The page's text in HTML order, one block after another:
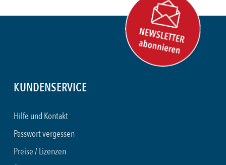
KUNDENSERVICE
Hilfe und Kontakt
Passwort vergessen
Preise / Lizenzen